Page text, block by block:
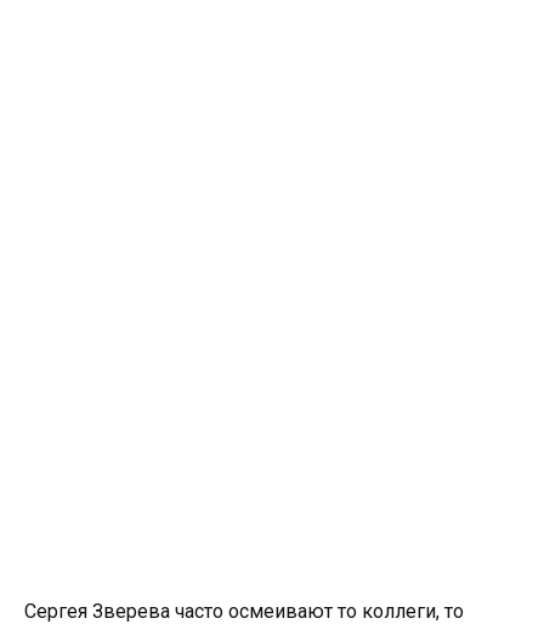
Сергея Зверева часто осмеивают то коллеги, то